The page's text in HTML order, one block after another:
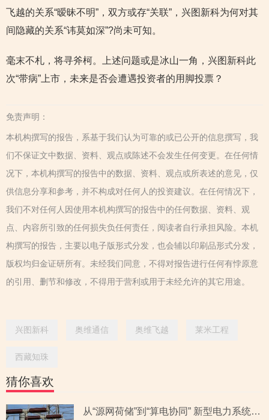
飞越的关系“暧昧不明”，双方或存“关联”，兴图新科为何对其
间隐藏的关系“讳莫如深”?尚未可知。
毫末不札，将寻斧柯。上述问题或是冰山一角，兴图新科此
次“带病”上市，未来是否会遭遇投资者的用脚投票？
免责声明：
本机构撰写的报告，系基于我们认为可靠的或已公开的信息撰写，我
们不保证文中数据、资料、观点或陈述不会发生任何变更。在任何情
况下，本机构撰写的报告中的数据、资料、观点或所表述的意见，仅
供信息分享和参考，并不构成对任何人的投资建议。在任何情况下，
我们不对任何人因使用本机构撰写的报告中的任何数据、资料、观
点、内容所引致的任何损失负任何责任，阅读者自行承担风险。本机
构撰写的报告，主要以电子版形式分发，也会辅以印刷品形式分发，
版权均归金证研所有。未经我们同意，不得对报告进行任何有悖原意
的引用、删节和修改，不得用于营利或用于未经允许的其它用途。
兴图新科 奥维通信 奥维飞越 莱米工程
西藏知珠
猜你喜欢
从“源网荷储”到“算电协同” 新型电力系统指数全景透视六大赛道